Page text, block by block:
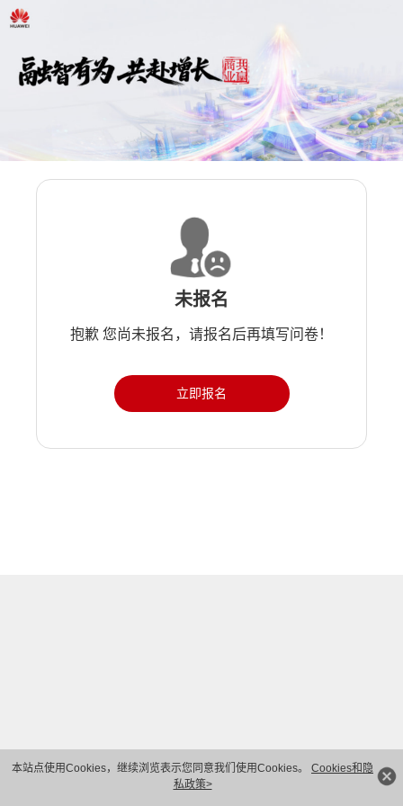
本站点使用Cookies，继续浏览表示您同意我们使用Cookies。 Cookies和隐
私政策>
未报名
抱歉 您尚未报名，请报名后再填写问卷！
立即报名